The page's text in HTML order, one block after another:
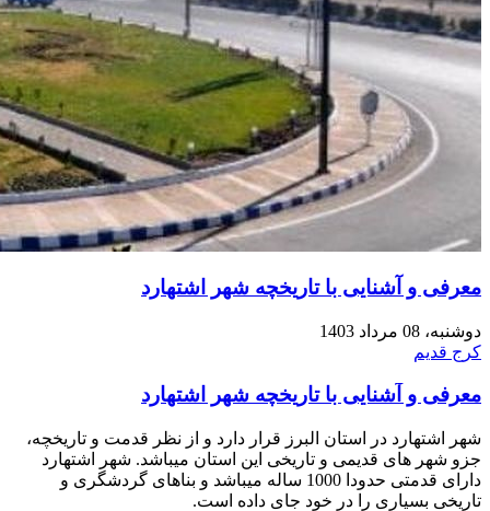
معرفی و آشنایی با تاریخچه شهر اشتهارد
دوشنبه، 08 مرداد 1403
کرج قدیم
معرفی و آشنایی با تاریخچه شهر اشتهارد
شهر اشتهارد در استان البرز قرار دارد و از نظر قدمت و تاریخچه،
جزو شهر های قدیمی و تاریخی این استان میباشد. شهر اشتهارد
دارای قدمتی حدودا 1000 ساله میباشد و بناهای گردشگری و
تاریخی بسیاری را در خود جای داده است.